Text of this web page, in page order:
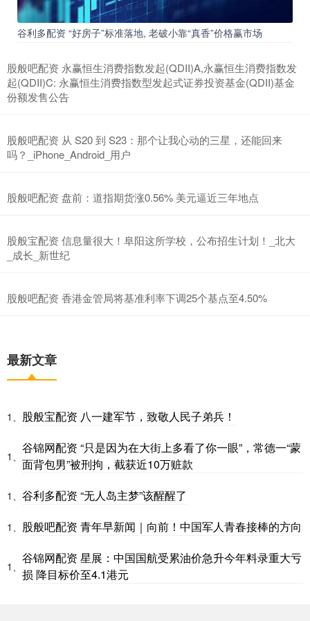
谷利多配资 “好房子”标准落地, 老破小靠“真香”价格赢市场
股般吧配资 永赢恒生消费指数发起(QDII)A,永赢恒生消费指数发
起(QDII)C: 永赢恒生消费指数型发起式证券投资基金(QDII)基金
份额发售公告
股般吧配资 从 S20 到 S23：那个让我心动的三星，还能回来
吗？_iPhone_Android_用户
股般吧配资 盘前：道指期货涨0.56% 美元逼近三年地点
股般宝配资 信息量很大！阜阳这所学校，公布招生计划！_北大
_成长_新世纪
股般吧配资 香港金管局将基准利率下调25个基点至4.50%
最新文章
1、 股般宝配资 八一建军节，致敬人民子弟兵！
1、
谷锦网配资 “只是因为在大街上多看了你一眼”，常德一“蒙
面背包男”被刑拘，截获近10万赃款
1、 谷利多配资 “无人岛主梦”该醒醒了
1、 股般吧配资 青年早新闻｜向前！中国军人青春接棒的方向
1、
谷锦网配资 星展：中国国航受累油价急升今年料录重大亏
损 降目标价至4.1港元